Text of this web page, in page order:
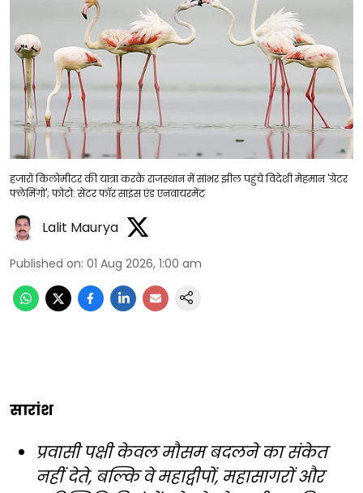
हजारों किलोमीटर की यात्रा करके राजस्थान में सांभर झील पहुंचे विदेशी मेहमान 'ग्रेटर
फ्लेमिंगो'; फोटो: सेंटर फॉर साइंस एंड एनवायरमेंट
Lalit Maurya
Published on: 01 Aug 2026, 1:00 am
सारांश
प्रवासी पक्षी केवल मौसम बदलने का संकेत
नहीं देते, बल्कि वे महाद्वीपों, महासागरों और